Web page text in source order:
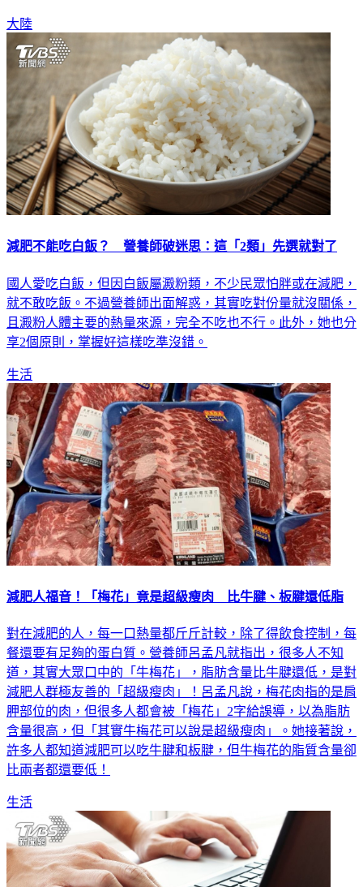
大陸
減肥不能吃白飯？ 營養師破迷思：這「2類」先選就對了
國人愛吃白飯，但因白飯屬澱粉類，不少民眾怕胖或在減肥，
就不敢吃飯。不過營養師出面解惑，其實吃對份量就沒關係，
且澱粉人體主要的熱量來源，完全不吃也不行。此外，她也分
享2個原則，掌握好這樣吃準沒錯。
生活
減肥人福音！「梅花」竟是超級瘦肉 比牛腱、板腱還低脂
對在減肥的人，每一口熱量都斤斤計較，除了得飲食控制，每
餐還要有足夠的蛋白質。營養師呂孟凡就指出，很多人不知
道，其實大眾口中的「牛梅花」，脂肪含量比牛腱還低，是對
減肥人群極友善的「超級瘦肉」！呂孟凡說，梅花肉指的是肩
胛部位的肉，但很多人都會被「梅花」2字給誤導，以為脂肪
含量很高，但「其實牛梅花可以說是超級瘦肉」。她接著說，
許多人都知道減肥可以吃牛腱和板腱，但牛梅花的脂質含量卻
比兩者都還要低！
生活